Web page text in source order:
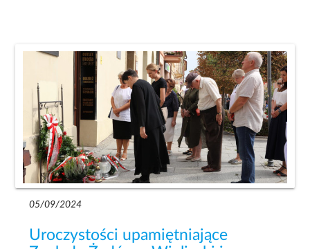
05/09/2024
Uroczystości upamiętniające